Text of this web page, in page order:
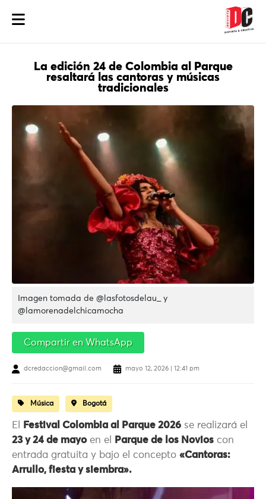
La edición 24 de Colombia al Parque
resaltará las cantoras y músicas
tradicionales
Imagen tomada de @lasfotosdelau_ y
@lamorenadelchicamocha
Compartir en WhatsApp
dcredaccion@gmail.com mayo 12, 2026 | 12:41 pm
Música Bogotá
El Festival Colombia al Parque 2026 se realizará el
23 y 24 de mayoen el Parque de los Novios con
entrada gratuita y bajo el concepto «Cantoras:
Arrullo, fiesta y siembra».